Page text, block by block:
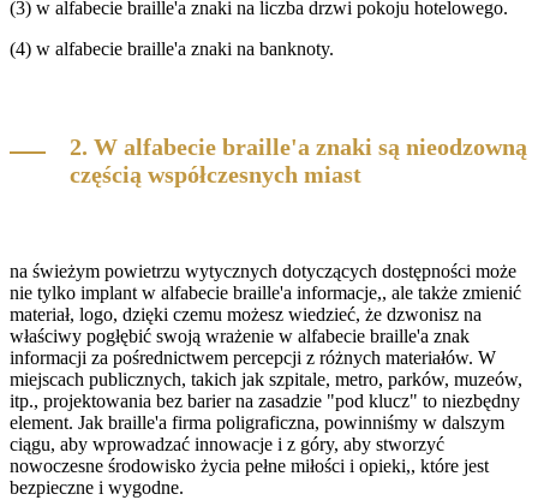
(3) w alfabecie braille'a znaki na liczba drzwi pokoju hotelowego.
(4) w alfabecie braille'a znaki na banknoty.
2. W alfabecie braille'a znaki są nieodzowną
częścią współczesnych miast
na świeżym powietrzu wytycznych dotyczących dostępności może
nie tylko implant w alfabecie braille'a informacje,, ale także zmienić
materiał, logo, dzięki czemu możesz wiedzieć, że dzwonisz na
właściwy pogłębić swoją wrażenie w alfabecie braille'a znak
informacji za pośrednictwem percepcji z różnych materiałów. W
miejscach publicznych, takich jak szpitale, metro, parków, muzeów,
itp., projektowania bez barier na zasadzie "pod klucz" to niezbędny
element. Jak braille'a firma poligraficzna, powinniśmy w dalszym
ciągu, aby wprowadzać innowacje i z góry, aby stworzyć
nowoczesne środowisko życia pełne miłości i opieki,, które jest
bezpieczne i wygodne.